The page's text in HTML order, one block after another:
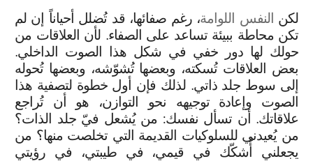
لكن النفس اللوامة، رغم صفائها، قد تُضلل أحياناً إن لم
تكن محاطة ببيئة تساعد على الصفاء. لأن العلاقات من
حولك لها دور خفي في شكل هذا الصوت الداخلي.
بعض العلاقات تُسكته، وبعضها تُشوّشه، وبعضها تُحوله
إلى سوط جلد ذاتي. لذلك فإن أول خطوة لتصفية هذا
الصوت وإعادة توجيهه نحو التوازن، هو أن تُراجع
علاقاتك. أن تسأل نفسك: من يُشعل فيّ جلد الذات؟
من يُعيدني للسلوكيات القديمة التي تخلصت منها؟ من
يجعلني أُشكّك في قيمي، في طيبتي، في رؤيتي